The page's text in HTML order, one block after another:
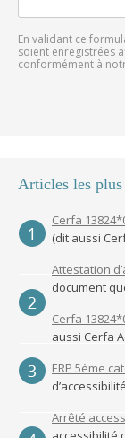
En validant ce
soient enregistrées
conformément à
Articles les
Cerfa
(dit aussi
Attestation
document
Cerfa
aussi Cerfa
ERP 5ème
Arrêté